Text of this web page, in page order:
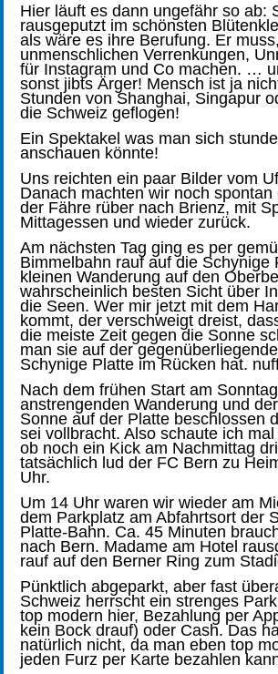
Hier läuft es dann ungefähr so ab:
rausgeputzt im schönsten
als wäre es ihre Berufung. Er
unmenschlichen Verrenkungen,
für Instagram und Co machen. …
sonst jibts Ärger! Mensch ist ja
Stunden von Shanghai, Singapur
die Schweiz geflogen!
Ein Spektakel was man sich
anschauen könnte!
Uns reichten ein paar Bilder vom
Danach machten wir noch
der Fähre rüber nach Brienz, mit
Mittagessen und wieder zurück.
Am nächsten Tag ging es per
Bimmelbahn rauf auf die Schynige
kleinen Wanderung auf den
wahrscheinlich besten Sicht über
die Seen. Wer mir jetzt mit dem
kommt, der verschweigt dreist,
die meiste Zeit gegen die Sonne
man sie auf der
Schynige Platte im Rücken hat.
Nach dem frühen Start am
anstrengenden Wanderung und
Sonne auf der Platte beschlossen
sei vollbracht. Also schaute ich
ob noch ein Kick am Nachmittag
tatsächlich lud der FC Bern zu
Uhr.
Um 14 Uhr waren wir wieder am
dem Parkplatz am Abfahrtsort der
Platte-Bahn. Ca. 45 Minuten
nach Bern. Madame am Hotel
rauf auf den Berner Ring zum
Pünktlich abgeparkt, aber fast
Schweiz herrscht ein strenges
top modern hier, Bezahlung per
kein Bock drauf) oder Cash. Das
natürlich nicht, da man eben top
jeden Furz per Karte bezahlen